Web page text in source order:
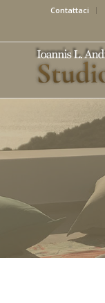
Contattaci